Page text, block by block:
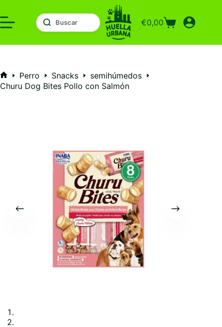
al
contenido
Carro
compra
€0,00
Inicio
Perro Snacks
semihúmedos
Churu Dog Bites Pollo con Salmón